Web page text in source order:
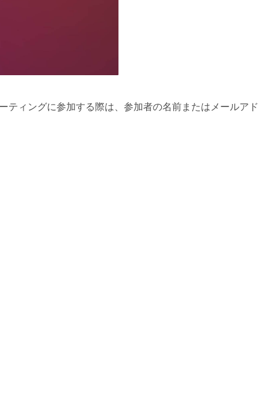
ティングに参加する際は、参加者の名前またはメールアド